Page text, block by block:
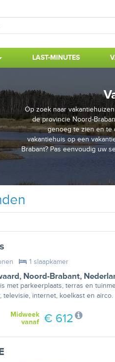
LAST-MINUTES
Op zoek naar
de provincie Noord-
genoeg te zien en te
vakantiehuis op een
Brabant? Pas eenvoudig uw
1 slaapkamer
, Noord-Brabant,
met parkeerplaats, terras en
televisie, internet, koelkast en airco.
Midweek
vanaf
€ 612